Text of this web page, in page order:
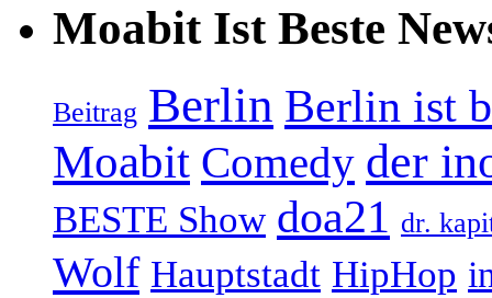
Moabit Ist Beste
Beitrag Berlin Berlin ist
Moabit Comedy der
BESTE Show doa21 dr.
Wolf Hauptstadt HipHop